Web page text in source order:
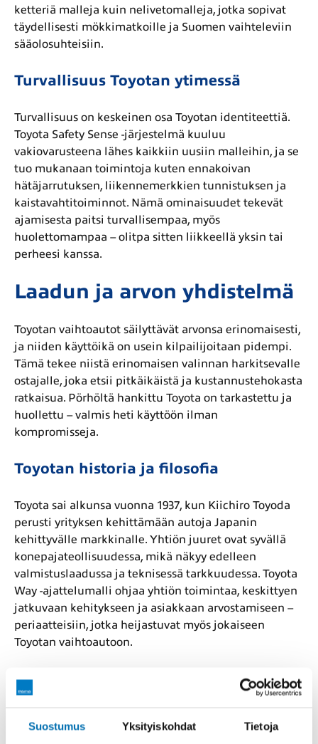
Suostumus Yksityiskohdat Tietoja
ketteriä malleja kuin nelivetomalleja, jotka sopivat
täydellisesti mökkimatkoille ja Suomen vaihteleviin
sääolosuhteisiin.
Turvallisuus Toyotan ytimessä
Turvallisuus on keskeinen osa Toyotan identiteettiä.
Toyota Safety Sense -järjestelmä kuuluu
vakiovarusteena lähes kaikkiin uusiin malleihin, ja se
tuo mukanaan toimintoja kuten ennakoivan
hätäjarrutuksen, liikennemerkkien tunnistuksen ja
kaistavahtitoiminnot. Nämä ominaisuudet tekevät
ajamisesta paitsi turvallisempaa, myös
huolettomampaa – olitpa sitten liikkeellä yksin tai
perheesi kanssa.
Laadun ja arvon yhdistelmä
Toyotan vaihtoautot säilyttävät arvonsa erinomaisesti,
ja niiden käyttöikä on usein kilpailijoitaan pidempi.
Tämä tekee niistä erinomaisen valinnan harkitsevalle
ostajalle, joka etsii pitkäikäistä ja kustannustehokasta
ratkaisua. Pörhöltä hankittu Toyota on tarkastettu ja
huollettu – valmis heti käyttöön ilman
kompromisseja.
Toyotan historia ja filosofia
Toyota sai alkunsa vuonna 1937, kun Kiichiro Toyoda
perusti yrityksen kehittämään autoja Japanin
kehittyvälle markkinalle. Yhtiön juuret ovat syvällä
konepajateollisuudessa, mikä näkyy edelleen
valmistuslaadussa ja teknisessä tarkkuudessa. Toyota
Way -ajattelumalli ohjaa yhtiön toimintaa, keskittyen
jatkuvaan kehitykseen ja asiakkaan arvostamiseen –
periaatteisiin, jotka heijastuvat myös jokaiseen
Toyotan vaihtoautoon.
Suomalaisten luottovalinta